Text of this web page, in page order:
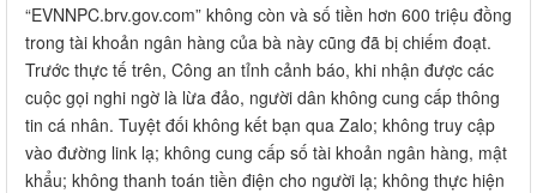
“EVNNPC.brv.gov.com” không còn và số tiền hơn 600 triệu đồng
trong tài khoản ngân hàng của bà này cũng đã bị chiếm đoạt.
Trước thực tế trên, Công an tỉnh cảnh báo, khi nhận được các
cuộc gọi nghi ngờ là lừa đảo, người dân không cung cấp thông
tin cá nhân. Tuyệt đối không kết bạn qua Zalo; không truy cập
vào đường link lạ; không cung cấp số tài khoản ngân hàng, mật
khẩu; không thanh toán tiền điện cho người lạ; không thực hiện